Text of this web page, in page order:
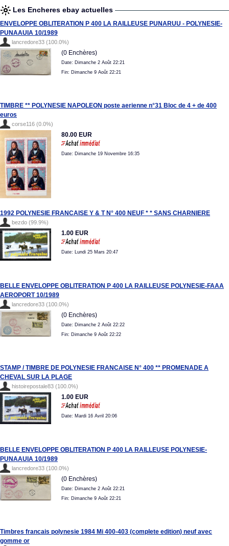
Les Encheres ebay actuelles
ENVELOPPE OBLITERATION P 400 LA RAILLEUSE PUNARUU - POLYNESIE-
PUNAAUIA 10/1989
lancredore33 (100.0%)
(0 Enchères)
Date: Dimanche 2 Août 22:21
Fin: Dimanche 9 Août 22:21
TIMBRE ** POLYNESIE NAPOLEON poste aerienne n°31 Bloc de 4 + de 400
euros
corse116 (0.0%)
80.00 EUR
Date: Dimanche 19 Novembre 16:35
1992 POLYNESIE FRANCAISE Y & T N° 400 NEUF * * SANS CHARNIERE
bezdo (99.9%)
1.00 EUR
Date: Lundi 25 Mars 20:47
BELLE ENVELOPPE OBLITERATION P 400 LA RAILLEUSE POLYNESIE-FAAA
AEROPORT 10/1989
lancredore33 (100.0%)
(0 Enchères)
Date: Dimanche 2 Août 22:22
Fin: Dimanche 9 Août 22:22
STAMP / TIMBRE DE POLYNESIE FRANCAISE N° 400 ** PROMENADE A
CHEVAL SUR LA PLAGE
histoirepostale83 (100.0%)
1.00 EUR
Date: Mardi 16 Avril 20:06
BELLE ENVELOPPE OBLITERATION P 400 LA RAILLEUSE POLYNESIE-
PUNAAUIA 10/1989
lancredore33 (100.0%)
(0 Enchères)
Date: Dimanche 2 Août 22:21
Fin: Dimanche 9 Août 22:21
Timbres francais polynesie 1984 Mi 400-403 (complete edition) neuf avec
gomme or